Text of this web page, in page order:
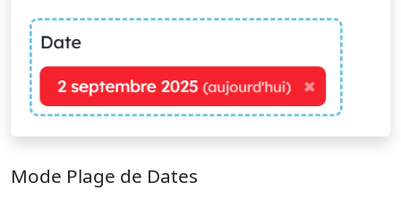
Mode Plage de Dates